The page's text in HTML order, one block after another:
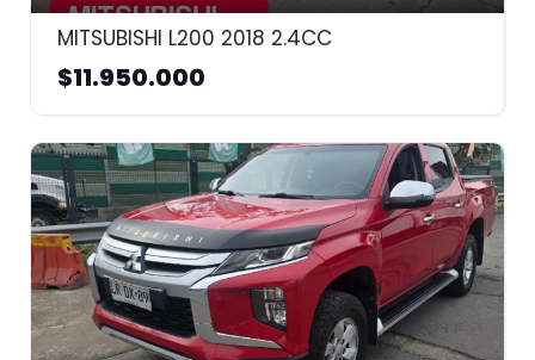
MITSUBISHI L200 2018 2.4CC
$11.950.000